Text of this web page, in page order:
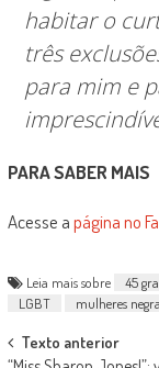
habitar o
três
para mim e
PARA SABER MAIS
Acesse apágina no
Leia mais sobre 45
LGBT
mulheres
Post
Texto anterior